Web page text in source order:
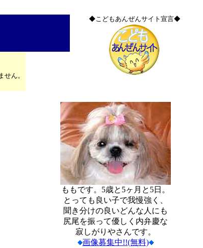
ん。
◆こどもあんぜんサイト宣言◆
ももです。5歳と5ヶ月と5日。
とっても良い子で我慢強く、
聞き分けの良いどんな人にも
尻尾を振って優しく内弁慶な
寂しがりやさんです。
画像募集中!!(無料)